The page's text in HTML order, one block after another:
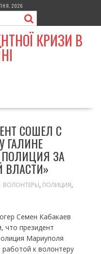
2026
КРИЗИ В
СОШЕЛ С
ГАЛИНЕ
ЗА
ВЛАСТИ»
ВОЛОНТЕРЫ, ПОЛИЦИЯ,
Семен Кабакаев
что президент
Мариуполя
к волонтеру